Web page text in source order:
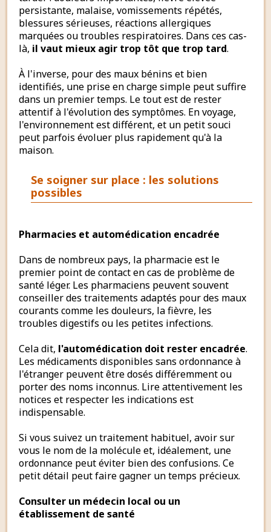
persistante, malaise, vomissements répétés,
blessures sérieuses, réactions allergiques
marquées ou troubles respiratoires. Dans ces cas-
là, il vaut mieux agir trop tôt que trop tard.
À l'inverse, pour des maux bénins et bien
identifiés, une prise en charge simple peut suffire
dans un premier temps. Le tout est de rester
attentif à l'évolution des symptômes. En voyage,
l'environnement est différent, et un petit souci
peut parfois évoluer plus rapidement qu'à la
maison.
Se soigner sur place : les solutions
possibles
Pharmacies et automédication encadrée
Dans de nombreux pays, la pharmacie est le
premier point de contact en cas de problème de
santé léger. Les pharmaciens peuvent souvent
conseiller des traitements adaptés pour des maux
courants comme les douleurs, la fièvre, les
troubles digestifs ou les petites infections.
Cela dit, l'automédication doit rester encadrée.
Les médicaments disponibles sans ordonnance à
l'étranger peuvent être dosés différemment ou
porter des noms inconnus. Lire attentivement les
notices et respecter les indications est
indispensable.
Si vous suivez un traitement habituel, avoir sur
vous le nom de la molécule et, idéalement, une
ordonnance peut éviter bien des confusions. Ce
petit détail peut faire gagner un temps précieux.
Consulter un médecin local ou un
établissement de santé